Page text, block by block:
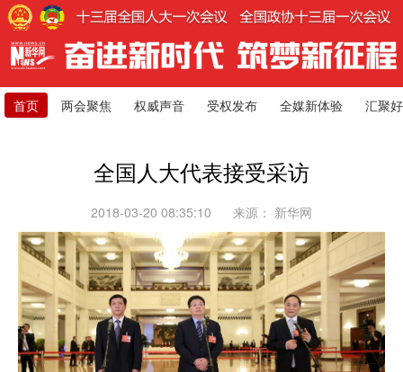
首页 两会聚焦 权威声音 受权发布 全媒新体验 汇聚
全国人大代表接受采访
2018-03-20 08:35:10 来源： 新华网